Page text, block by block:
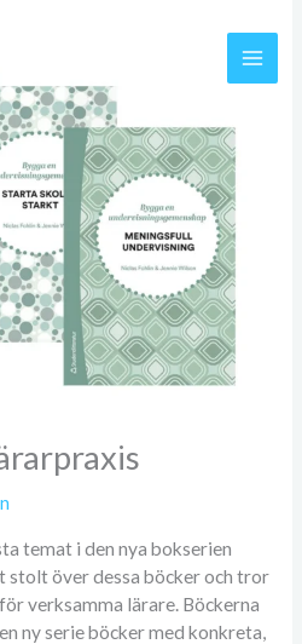
temat i den nya bokserien
stolt över dessa böcker och tror
verksamma lärare. Böckerna
ny serie böcker med konkreta,